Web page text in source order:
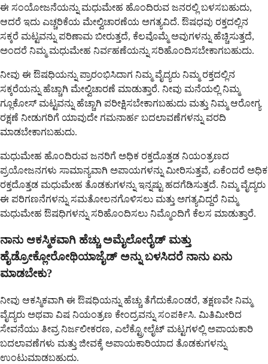
ಈ ಸಂಯೋಜನೆಯನ್ನು ಮಧುಮೇಹ ಹೊಂದಿರುವ ಜನರಲ್ಲಿ ಬಳಸಬಹುದು,
ಆದರೆ ಇದು ಎಚ್ಚರಿಕೆಯ ಮೇಲ್ವಿಚಾರಣೆಯ ಅಗತ್ಯವಿದೆ. ಔಷಧವು ರಕ್ತದಲ್ಲಿನ
ಸಕ್ಕರೆ ಮಟ್ಟವನ್ನು ಪರಿಣಾಮ ಬೀರುತ್ತದೆ, ಕೆಲವೊಮ್ಮೆ ಅವುಗಳನ್ನು ಹೆಚ್ಚಿಸುತ್ತದೆ,
ಅಂದರೆ ನಿಮ್ಮ ಮಧುಮೇಹ ನಿರ್ವಹಣೆಯನ್ನು ಸರಿಹೊಂದಿಸಬೇಕಾಗಬಹುದು.
ನೀವು ಈ ಔಷಧಿಯನ್ನು ಪ್ರಾರಂಭಿಸಿದಾಗ ನಿಮ್ಮ ವೈದ್ಯರು ನಿಮ್ಮ ರಕ್ತದಲ್ಲಿನ
ಸಕ್ಕರೆಯನ್ನು ಹೆಚ್ಚಾಗಿ ಮೇಲ್ವಿಚಾರಣೆ ಮಾಡುತ್ತಾರೆ. ನೀವು ಮನೆಯಲ್ಲಿ ನಿಮ್ಮ
ಗ್ಲೂಕೋಸ್ ಮಟ್ಟವನ್ನು ಹೆಚ್ಚಾಗಿ ಪರೀಕ್ಷಿಸಬೇಕಾಗಬಹುದು ಮತ್ತು ನಿಮ್ಮ ಆರೋಗ್ಯ
ರಕ್ಷಣೆ ನೀಡುಗರಿಗೆ ಯಾವುದೇ ಗಮನಾರ್ಹ ಬದಲಾವಣೆಗಳನ್ನು ವರದಿ
ಮಾಡಬೇಕಾಗಬಹುದು.
ಮಧುಮೇಹ ಹೊಂದಿರುವ ಜನರಿಗೆ ಅಧಿಕ ರಕ್ತದೊತ್ತಡ ನಿಯಂತ್ರಣದ
ಪ್ರಯೋಜನಗಳು ಸಾಮಾನ್ಯವಾಗಿ ಅಪಾಯಗಳನ್ನು ಮೀರಿಸುತ್ತವೆ, ಏಕೆಂದರೆ ಅಧಿಕ
ರಕ್ತದೊತ್ತಡ ಮಧುಮೇಹ ತೊಡಕುಗಳನ್ನು ಇನ್ನಷ್ಟು ಹದಗೆಡಿಸುತ್ತದೆ. ನಿಮ್ಮ ವೈದ್ಯರು
ಈ ಪರಿಗಣನೆಗಳನ್ನು ಸಮತೋಲನಗೊಳಿಸಲು ಮತ್ತು ಅಗತ್ಯವಿದ್ದರೆ ನಿಮ್ಮ
ಮಧುಮೇಹ ಔಷಧಿಗಳನ್ನು ಸರಿಹೊಂದಿಸಲು ನಿಮ್ಮೊಂದಿಗೆ ಕೆಲಸ ಮಾಡುತ್ತಾರೆ.
ನಾನು ಆಕಸ್ಮಿಕವಾಗಿ ಹೆಚ್ಚು ಅಮೈಲೋರೈಡ್ ಮತ್ತು
ಹೈಡ್ರೋಕ್ಲೋರೋಥಿಯಾಜೈಡ್ ಅನ್ನು ಬಳಸಿದರೆ ನಾನು ಏನು
ಮಾಡಬೇಕು?
ನೀವು ಆಕಸ್ಮಿಕವಾಗಿ ಈ ಔಷಧಿಯನ್ನು ಹೆಚ್ಚು ತೆಗೆದುಕೊಂಡರೆ, ತಕ್ಷಣವೇ ನಿಮ್ಮ
ವೈದ್ಯರು ಅಥವಾ ವಿಷ ನಿಯಂತ್ರಣ ಕೇಂದ್ರವನ್ನು ಸಂಪರ್ಕಿಸಿ. ಮಿತಿಮೀರಿದ
ಸೇವನೆಯು ತೀವ್ರ ನಿರ್ಜಲೀಕರಣ, ಎಲೆಕ್ಟ್ರೋಲೈಟ್ ಮಟ್ಟಗಳಲ್ಲಿ ಅಪಾಯಕಾರಿ
ಬದಲಾವಣೆಗಳು ಮತ್ತು ಜೀವಕ್ಕೆ ಅಪಾಯಕಾರಿಯಾದ ತೊಡಕುಗಳನ್ನು
ಉಂಟುಮಾಡಬಹುದು.